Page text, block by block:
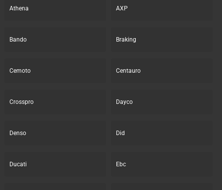
Athena AXP
Bando Braking
Cemoto Centauro
Crosspro Dayco
Denso Did
Ducati Ebc